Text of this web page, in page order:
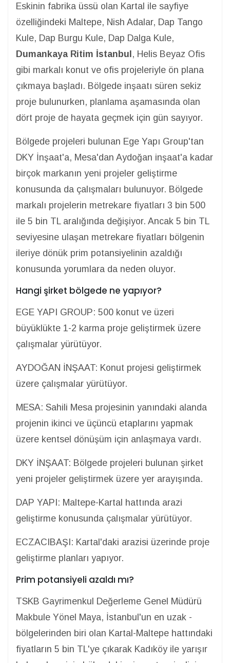
Eskinin fabrika üssü olan Kartal ile sayfiye
özelliğindeki Maltepe, Nish Adalar, Dap Tango
Kule, Dap Burgu Kule, Dap Dalga Kule,
Dumankaya Ritim İstanbul, Helis Beyaz Ofis
gibi markalı konut ve ofis projeleriyle ön plana
çıkmaya başladı. Bölgede inşaatı süren sekiz
proje bulunurken, planlama aşamasında olan
dört proje de hayata geçmek için gün sayıyor.
Bölgede projeleri bulunan Ege Yapı Group'tan
DKY İnşaat'a, Mesa'dan Aydoğan inşaat'a kadar
birçok markanın yeni projeler geliştirme
konusunda da çalışmaları bulunuyor. Bölgede
markalı projelerin metrekare fiyatları 3 bin 500
ile 5 bin TL aralığında değişiyor. Ancak 5 bin TL
seviyesine ulaşan metrekare fiyatları bölgenin
ileriye dönük prim potansiyelinin azaldığı
konusunda yorumlara da neden oluyor.
Hangi şirket bölgede ne yapıyor?
EGE YAPI GROUP: 500 konut ve üzeri
büyüklükte 1-2 karma proje geliştirmek üzere
çalışmalar yürütüyor.
AYDOĞAN İNŞAAT: Konut projesi geliştirmek
üzere çalışmalar yürütüyor.
MESA: Sahili Mesa projesinin yanındaki alanda
projenin ikinci ve üçüncü etaplarını yapmak
üzere kentsel dönüşüm için anlaşmaya vardı.
DKY İNŞAAT: Bölgede projeleri bulunan şirket
yeni projeler geliştirmek üzere yer arayışında.
DAP YAPI: Maltepe-Kartal hattında arazi
geliştirme konusunda çalışmalar yürütüyor.
ECZACIBAŞI: Kartal'daki arazisi üzerinde proje
geliştirme planları yapıyor.
Prim potansiyeli azaldı mı?
TSKB Gayrimenkul Değerleme Genel Müdürü
Makbule Yönel Maya, İstanbul'un en uzak -
bölgelerinden biri olan Kartal-Maltepe hattındaki
fiyatların 5 bin TL'ye çıkarak Kadıköy ile yarışır